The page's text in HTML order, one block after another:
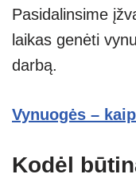
Pasidalinsime
laikas genėti
darbą.
Vynuogės –
Kodėl